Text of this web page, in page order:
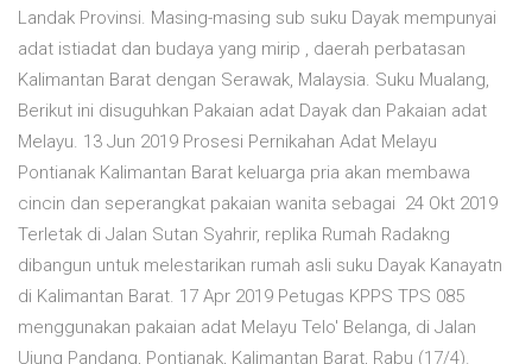
Landak Provinsi. Masing-masing sub suku Dayak mempunyai
adat istiadat dan budaya yang mirip , daerah perbatasan
Kalimantan Barat dengan Serawak, Malaysia. Suku Mualang,
Berikut ini disuguhkan Pakaian adat Dayak dan Pakaian adat
Melayu. 13 Jun 2019 Prosesi Pernikahan Adat Melayu
Pontianak Kalimantan Barat keluarga pria akan membawa
cincin dan seperangkat pakaian wanita sebagai 24 Okt 2019
Terletak di Jalan Sutan Syahrir, replika Rumah Radakng
dibangun untuk melestarikan rumah asli suku Dayak Kanayatn
di Kalimantan Barat. 17 Apr 2019 Petugas KPPS TPS 085
menggunakan pakaian adat Melayu Telo' Belanga, di Jalan
Ujung Pandang, Pontianak, Kalimantan Barat, Rabu (17/4).